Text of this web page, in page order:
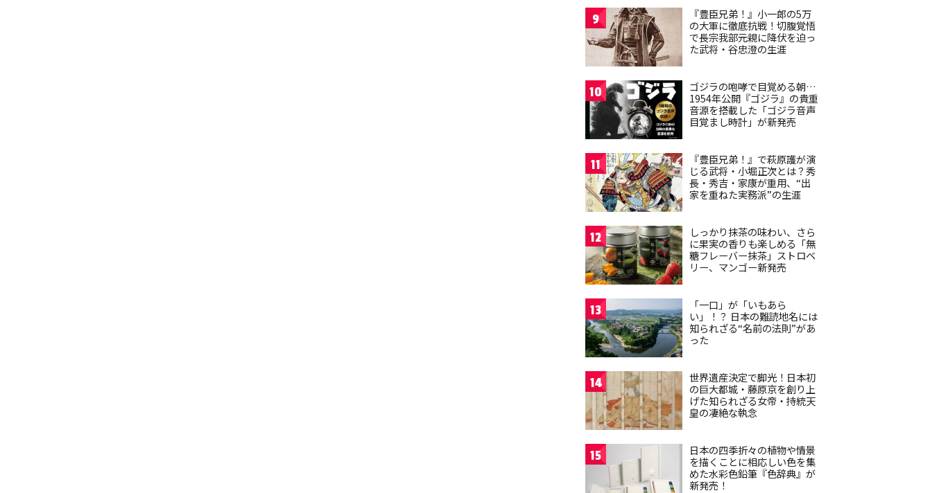
9
『豊臣兄弟！』小一郎の5万
の大軍に徹底抗戦！切腹覚悟
で長宗我部元親に降伏を迫っ
た武将・谷忠澄の生涯
10
ゴジラの咆哮で目覚める朝…
1954年公開『ゴジラ』の貴重
音源を搭載した「ゴジラ音声
目覚まし時計」が新発売
11
『豊臣兄弟！』で萩原護が演
じる武将・小堀正次とは？秀
長・秀吉・家康が重用、“出
家を重ねた実務派”の生涯
12
しっかり抹茶の味わい、さら
に果実の香りも楽しめる「無
糖フレーバー抹茶」ストロベ
リー、マンゴー新発売
13
「一口」が「いもあら
い」！？ 日本の難読地名には
知られざる“名前の法則”があ
った
14
世界遺産決定で脚光！日本初
の巨大都城・藤原京を創り上
げた知られざる女帝・持統天
皇の凄絶な執念
15
日本の四季折々の植物や情景
を描くことに相応しい色を集
めた水彩色鉛筆『色辞典』が
新発売！